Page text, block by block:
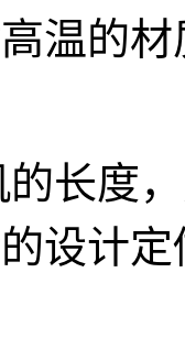
温的
长度
设计